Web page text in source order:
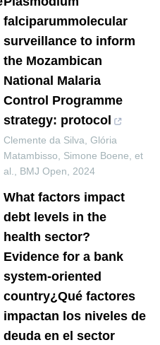
falciparummolecular
surveillance to inform
the Mozambican
National Malaria
Control Programme
strategy: protocol
Clemente da Silva, Glória
Matambisso, Simone Boene, et
al.
BMJ Open 2024
What factors impact
debt levels in the
health sector?
Evidence for a bank
system-oriented
country¿Qué factores
impactan los niveles de
deuda en el sector